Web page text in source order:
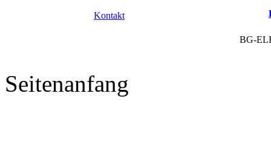
Kontakt
BG-
Seitenanfang